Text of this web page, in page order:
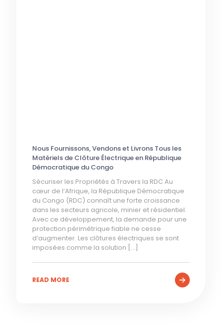
Nous Fournissons, Vendons et Livrons Tous les
Matériels de Clôture Électrique en République
Démocratique du Congo
Sécuriser les Propriétés à Travers la RDC Au
cœur de l’Afrique, la République Démocratique
du Congo (RDC) connaît une forte croissance
dans les secteurs agricole, minier et résidentiel.
Avec ce développement, la demande pour une
protection périmétrique fiable ne cesse
d’augmenter. Les clôtures électriques se sont
imposées comme la solution […]
READ MORE